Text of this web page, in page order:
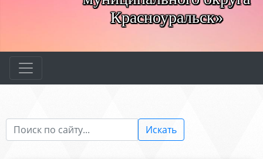
Красноуральск»
Искать